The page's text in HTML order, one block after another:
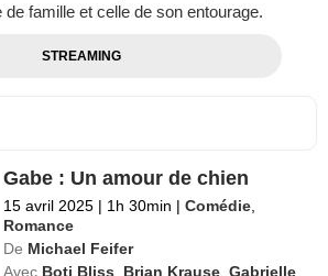
famille et celle de son entourage.
STREAMING
Gabe : Un amour de chien
15 avril 2025 | 1h 30min | Comédie
Romance
De Michael Feifer
Avec Boti Bliss Brian Krause ,Gabrielle